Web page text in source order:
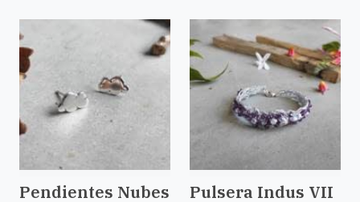
Pendientes Nubes Pulsera Indus VII